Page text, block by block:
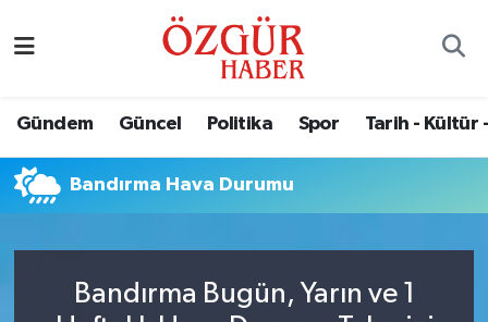
Gündem Güncel Politika Spor Tarih - Kültür
Bandırma Hava Durumu
Bandırma Bugün, Yarın ve 1
Eğitim
Ekonomi
Güncel
Nöbetçi Eczaneler
Namaz Vakitleri
Trafik Durumu
Süper Lig Puan Durumu ve Fikstür